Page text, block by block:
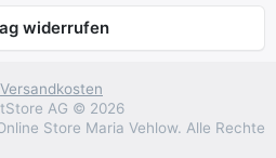
widerrufen
Versandkosten
AG © 2026
Store Maria Vehlow. Alle Rechte